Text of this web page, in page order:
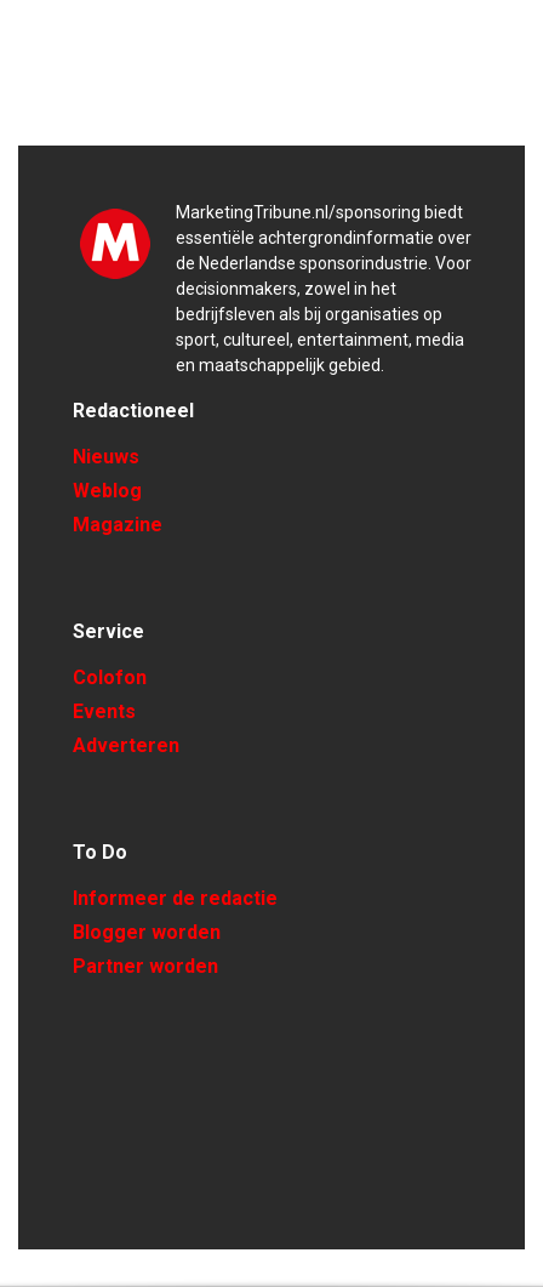
MarketingTribune.nl/sponsoring biedt
essentiële achtergrondinformatie over
de Nederlandse sponsorindustrie. Voor
decisionmakers, zowel in het
bedrijfsleven als bij organisaties op
sport, cultureel, entertainment, media
en maatschappelijk gebied.
Redactioneel
Nieuws
Weblog
Magazine
Service
Colofon
Events
Adverteren
To Do
Informeer de redactie
Blogger worden
Partner worden